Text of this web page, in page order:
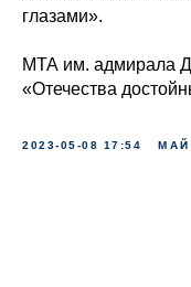
глазами».
МТА им. адмирала
«Отечества
2023-05-08 17:54 МАЙ